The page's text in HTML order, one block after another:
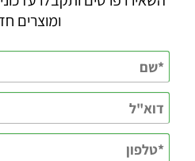
ומוצרים